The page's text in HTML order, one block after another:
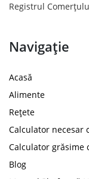
Registrul
Navigație
Acasă
Alimente
Rețete
Calculator necesar
Calculator grăsime
Blog